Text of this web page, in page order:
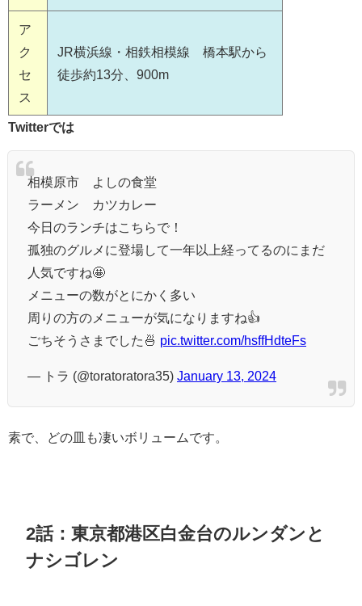
ア
ク
セ
ス
JR横浜線・相鉄相模線 橋本駅から
徒歩約13分、900m
Twitterでは
相模原市 よしの食堂
ラーメン カツカレー
今日のランチはこちらで！
孤独のグルメに登場して一年以上経ってるのにまだ
人気ですね🤩
メニューの数がとにかく多い
周りの方のメニューが気になりますね👍
ごちそうさまでした🍜 pic.twitter.com/hsffHdteFs
— トラ (@toratoratora35) January 13, 2024
素で、どの皿も凄いボリュームです。
2話：東京都港区白金台のルンダンと
ナシゴレン